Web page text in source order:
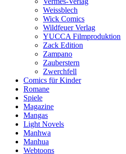
Weissblech
Wick Comics
Wildfeuer Verlag
YUCCA Filmproduktion
Zack Edition
Zampano
Zauberstern
Zwerchfell
Comics für Kinder
Romane
Spiele
Magazine
Mangas
Light Novels
Manhwa
Manhua
Webtoons